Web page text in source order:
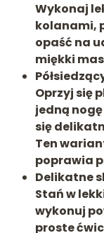
Wykonaj
kolanami,
opaść na
miękki
Oprzyj się
jedną
się
Ten
poprawia
Delikatne
Stań w
wykonuj
proste